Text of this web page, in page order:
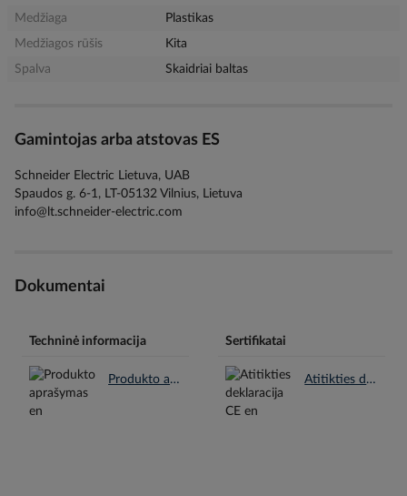
Medžiaga
Plastikas
Medžiagos rūšis
Kita
Spalva
Skaidriai baltas
Gamintojas arba atstovas ES
Schneider Electric Lietuva, UAB
Spaudos g. 6-1, LT-05132 Vilnius, Lietuva
info@lt.schneider-electric.com
Dokumentai
Techninė informacija
Produkto aprašymas en.pdf
Sertifikatai
Atitikties deklaracija CE en.pdf